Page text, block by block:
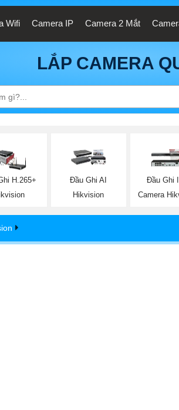
Wifi Camera IP Camera 2 Mắt
LẮP CAMERA
H.265+
Đầu Ghi AI
Hikvision
Đầu Ghi
Camera